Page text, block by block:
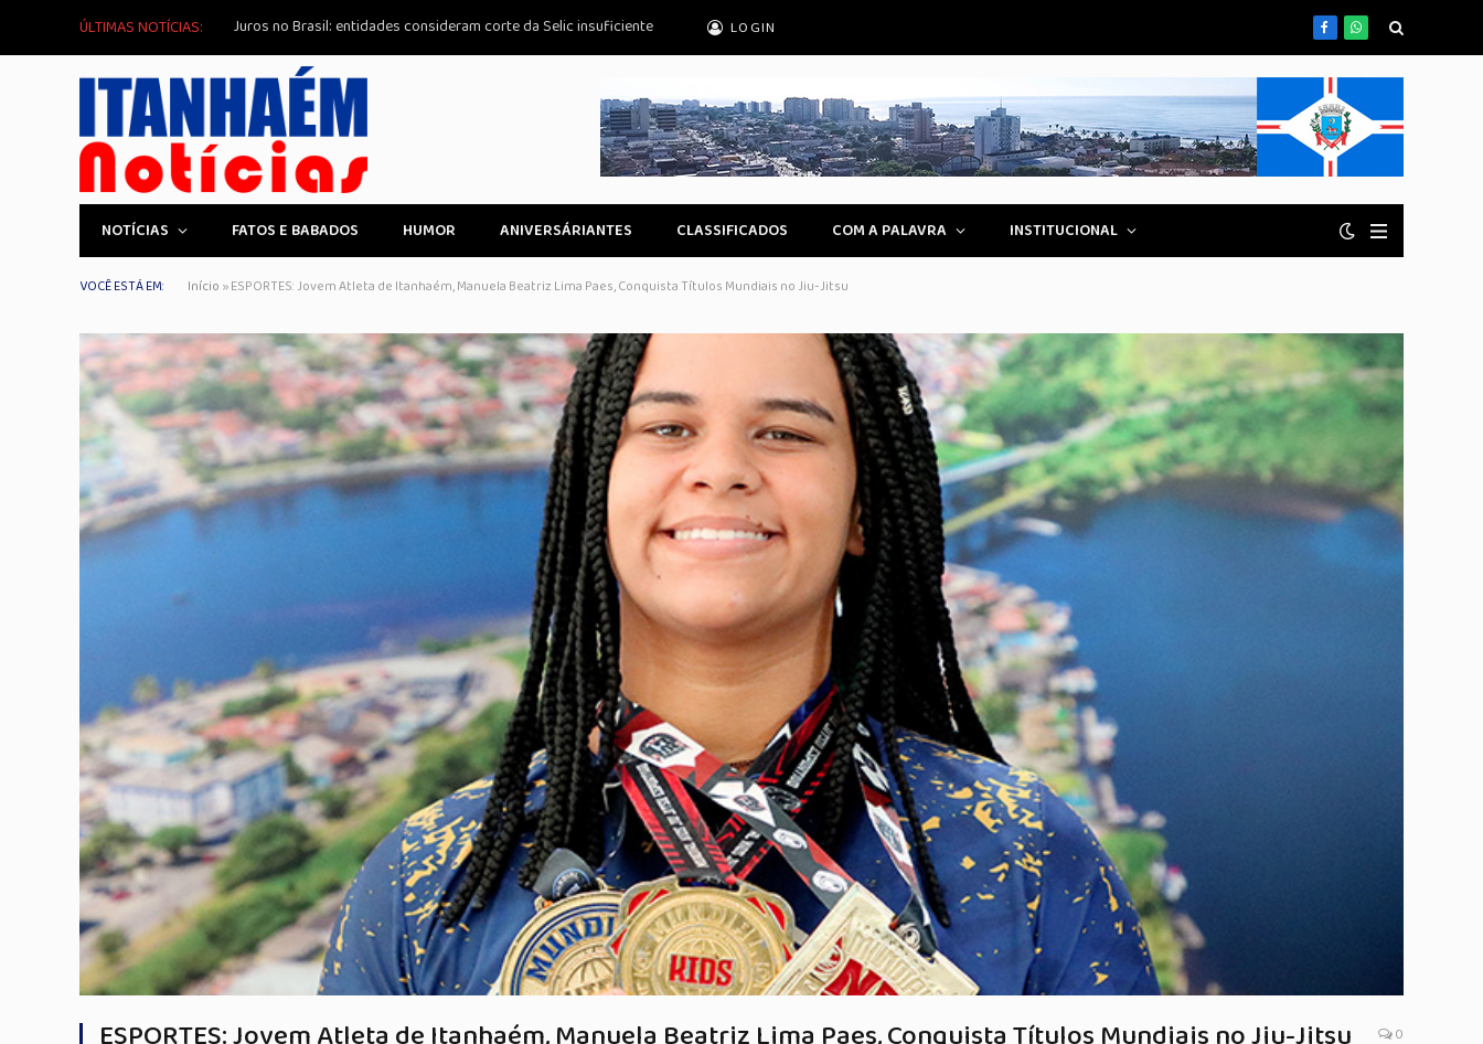
ÚLTIMAS NOTÍCIAS: Juros no Brasil: entidades consideram corte da Selic insuficiente LOGIN FacebookWhatsApp
NOTÍCIAS FATOS E BABADOS HUMOR ANIVERSÁRIANTES CLASSIFICADOS COM A PALAVRA INSTITUCIONAL
VOCÊ ESTÁ EM: Início »ESPORTES: Jovem Atleta de Itanhaém, Manuela Beatriz Lima Paes, Conquista Títulos Mundiais no Jiu-Jitsu
0